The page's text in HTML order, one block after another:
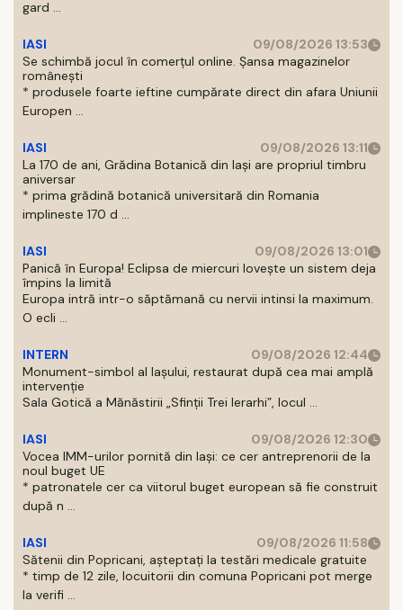
gard ...
IASI
09/08/2026 13:53
Se schimbă jocul în comerțul online. Șansa magazinelor
românești
* produsele foarte ieftine cumpărate direct din afara Uniunii
Europen ...
IASI
09/08/2026 13:11
La 170 de ani, Grădina Botanică din Iași are propriul timbru
aniversar
* prima grădină botanică universitară din Romania
implineste 170 d ...
IASI
09/08/2026 13:01
Panică în Europa! Eclipsa de miercuri lovește un sistem deja
împins la limită
Europa intră intr-o săptămană cu nervii intinsi la maximum.
O ecli ...
INTERN
09/08/2026 12:44
Monument-simbol al Iaşului, restaurat după cea mai amplă
intervenţie
Sala Gotică a Mănăstirii „Sfinţii Trei Ierarhi”, locul ...
IASI
09/08/2026 12:30
Vocea IMM-urilor pornită din Iași: ce cer antreprenorii de la
noul buget UE
* patronatele cer ca viitorul buget european să fie construit
după n ...
IASI
09/08/2026 11:58
Sătenii din Popricani, așteptați la testări medicale gratuite
* timp de 12 zile, locuitorii din comuna Popricani pot merge
la verifi ...